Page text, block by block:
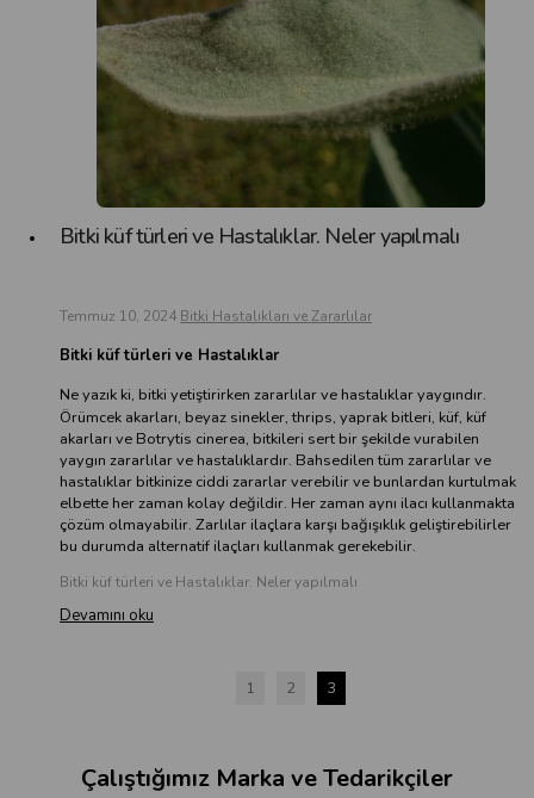
Bitki küf türleri ve Hastalıklar. Neler yapılmalı
Temmuz 10, 2024 Bitki Hastalıkları ve Zararlılar
Bitki küf türleri ve Hastalıklar
Ne yazık ki, bitki yetiştirirken zararlılar ve hastalıklar yaygındır.
Örümcek akarları, beyaz sinekler, thrips, yaprak bitleri, küf, küf
akarları ve Botrytis cinerea, bitkileri sert bir şekilde vurabilen
yaygın zararlılar ve hastalıklardır. Bahsedilen tüm zararlılar ve
hastalıklar bitkinize ciddi zararlar verebilir ve bunlardan kurtulmak
elbette her zaman kolay değildir. Her zaman aynı ilacı kullanmakta
çözüm olmayabilir. Zarlılar ilaçlara karşı bağışıklık geliştirebilirler
bu durumda alternatif ilaçları kullanmak gerekebilir.
Bitki küf türleri ve Hastalıklar. Neler yapılmalı
Devamını oku
1 2 3
Çalıştığımız Marka ve Tedarikçiler